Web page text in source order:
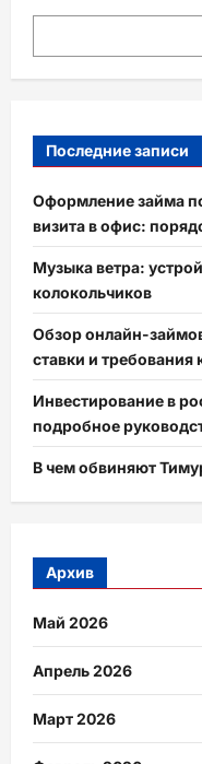
Последние записи
Оформление займа
визита в офис:
Музыка ветра:
колокольчиков
Обзор онлайн-
ставки и
Инвестирование в
подробное
В чем обвиняют
Архив
Май 2026
Апрель 2026
Март 2026